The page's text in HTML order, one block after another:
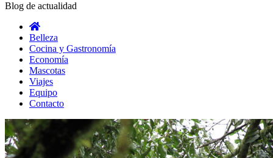
Blog de actualidad
Belleza
Cocina y Gastronomía
Economía
Mascotas
Viajes
Equipo
Contacto